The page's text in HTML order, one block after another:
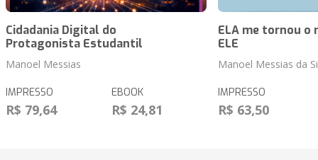
Cidadania Digital do
Protagonista Estudantil
Manoel Messias
IMPRESSO
R$ 79,64
EBOOK
R$ 24,81
ELA me tornou o
ELE
Manoel Messias da
IMPRESSO
R$ 63,50